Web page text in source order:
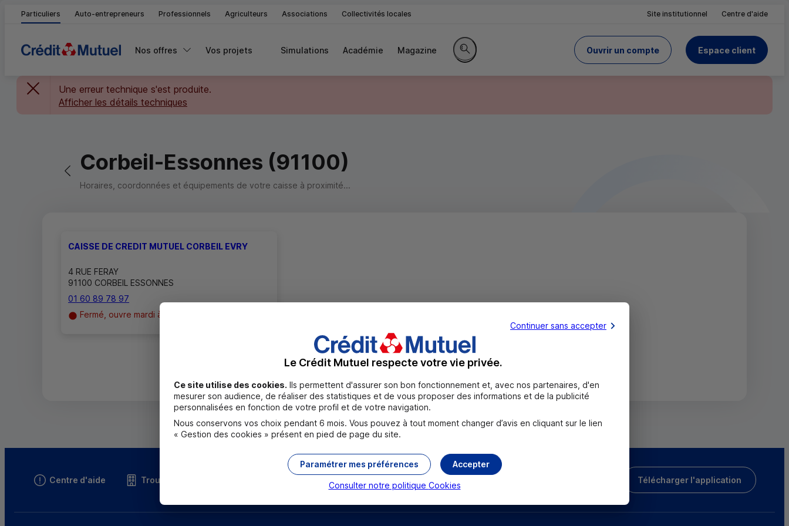
Particuliers Auto-entrepreneurs Professionnels Agriculteurs Associations Collectivités locales Site institutionnel Centre d'aide
Nos offres Vos projets Simulations Académie Magazine
Rechercher sur le site
Ouvrir un compte
du Crédit Mutuel Espace client
Une erreur technique s'est produite.
Afficher les détails techniques
Retour vers la page précédente
Corbeil-Essonnes (91100)
Horaires, coordonnées et équipements de votre caisse à proximité...
CAISSE DE CREDIT MUTUEL CORBEIL EVRY
4 RUE FERAY
91100 CORBEIL ESSONNES
01 60 89 78 97
Fermé, ouvre mardi à 9h00
Toutes les localités
Centre d'aide Trouver une caisse Trouver un point relais Sourds et malentendants Télécharger l'application
Continuer sans accepter
Le Crédit Mutuel respecte votre vie privée.
Ce site utilise des cookies. Ils permettent d'assurer son bon fonctionnement et, avec nos partenaires, d'en
mesurer son audience, de réaliser des statistiques et de vous proposer des informations et de la publicité
personnalisées en fonction de votre profil et de votre navigation.
Nous conservons vos choix pendant 6 mois. Vous pouvez à tout moment changer d’avis en cliquant sur le lien
« Gestion des cookies » présent en pied de page du site.
Accepter
Paramétrer mes préférences
Consulter notre politique Cookies